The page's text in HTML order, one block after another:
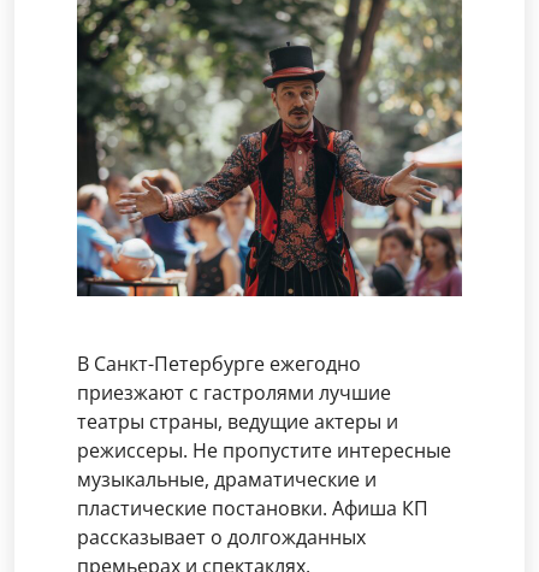
В Санкт-Петербурге ежегодно
приезжают с гастролями лучшие
театры страны, ведущие актеры и
режиссеры. Не пропустите интересные
музыкальные, драматические и
пластические постановки. Афиша КП
рассказывает о долгожданных
премьерах и спектаклях.